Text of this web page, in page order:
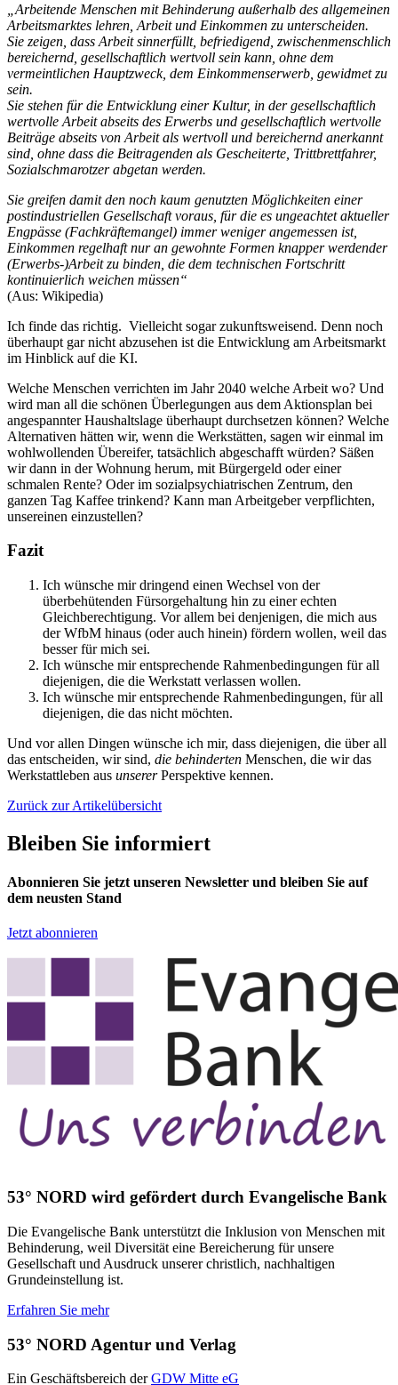
„Arbeitende Menschen mit Behinderung außerhalb des allgemeinen
Arbeitsmarktes lehren, Arbeit und Einkommen zu unterscheiden.
Sie zeigen, dass Arbeit sinnerfüllt, befriedigend, zwischenmenschlich
bereichernd, gesellschaftlich wertvoll sein kann, ohne dem
vermeintlichen Hauptzweck, dem Einkommenserwerb, gewidmet zu
sein.
Sie stehen für die Entwicklung einer Kultur, in der gesellschaftlich
wertvolle Arbeit abseits des Erwerbs und gesellschaftlich wertvolle
Beiträge abseits von Arbeit als wertvoll und bereichernd anerkannt
sind, ohne dass die Beitragenden als Gescheiterte, Trittbrettfahrer,
Sozialschmarotzer abgetan werden.
Sie greifen damit den noch kaum genutzten Möglichkeiten einer
postindustriellen Gesellschaft voraus, für die es ungeachtet aktueller
Engpässe (Fachkräftemangel) immer weniger angemessen ist,
Einkommen regelhaft nur an gewohnte Formen knapper werdender
(Erwerbs-)Arbeit zu binden, die dem technischen Fortschritt
kontinuierlich weichen müssen“
(Aus: Wikipedia)
Ich finde das richtig. Vielleicht sogar zukunftsweisend. Denn noch
überhaupt gar nicht abzusehen ist die Entwicklung am Arbeitsmarkt
im Hinblick auf die KI.
Welche Menschen verrichten im Jahr 2040 welche Arbeit wo? Und
wird man all die schönen Überlegungen aus dem Aktionsplan bei
angespannter Haushaltslage überhaupt durchsetzen können? Welche
Alternativen hätten wir, wenn die Werkstätten, sagen wir einmal im
wohlwollenden Übereifer, tatsächlich abgeschafft würden? Säßen
wir dann in der Wohnung herum, mit Bürgergeld oder einer
schmalen Rente? Oder im sozialpsychiatrischen Zentrum, den
ganzen Tag Kaffee trinkend? Kann man Arbeitgeber verpflichten,
unsereinen einzustellen?
Fazit
Ich wünsche mir dringend einen Wechsel von der
überbehütenden Fürsorgehaltung hin zu einer echten
Gleichberechtigung. Vor allem bei denjenigen, die mich aus
der WfbM hinaus (oder auch hinein) fördern wollen, weil das
besser für mich sei.
Ich wünsche mir entsprechende Rahmenbedingungen für all
diejenigen, die die Werkstatt verlassen wollen.
Ich wünsche mir entsprechende Rahmenbedingungen, für all
diejenigen, die das nicht möchten.
Und vor allen Dingen wünsche ich mir, dass diejenigen, die über all
das entscheiden, wir sind, die behinderten Menschen, die wir das
Werkstattleben aus unsererPerspektive kennen.
Zurück zur Artikelübersicht
Bleiben Sie informiert
Abonnieren Sie jetzt unseren Newsletter und bleiben Sie auf
dem neusten Stand
Jetzt abonnieren
53° NORD wird gefördert durch Evangelische Bank
Die Evangelische Bank unterstützt die Inklusion von Menschen mit
Behinderung, weil Diversität eine Bereicherung für unsere
Gesellschaft und Ausdruck unserer christlich, nachhaltigen
Grundeinstellung ist.
Erfahren Sie mehr
53° NORD Agentur und Verlag
Ein Geschäftsbereich derGDW Mitte eG